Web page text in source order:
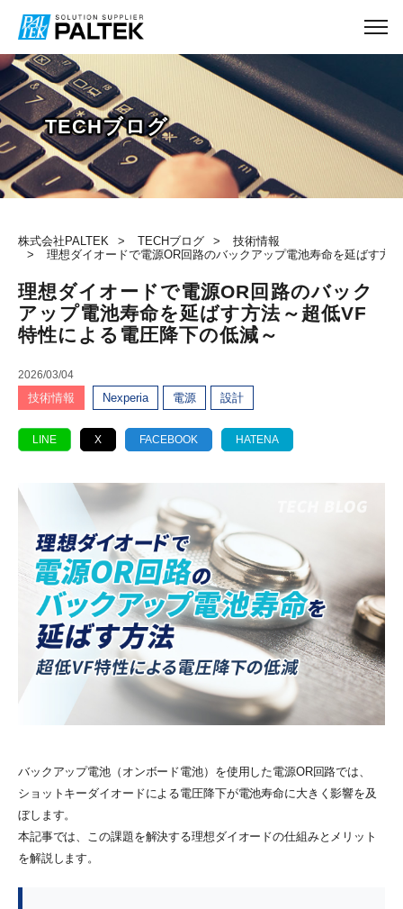
株式会社PALTEK TECHブログ
技術情報
理想ダイオードで電源OR回路のバックアップ電池寿命を延ばす方
TECHブログ
理想ダイオードで電源OR回路のバック
アップ電池寿命を延ばす方法～超低VF
特性による電圧降下の低減～
2026/03/04
技術情報 Nexperia 電源 設計
LINE X FACEBOOK HATENA
バックアップ電池（オンボード電池）を使用した電源OR回路では、
ショットキーダイオードによる電圧降下が電池寿命に大きく影響を及
ぼします。
本記事では、この課題を解決する理想ダイオードの仕組みとメリット
を解説します。